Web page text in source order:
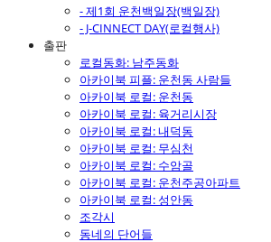
- 제1회 운천백일장(백일장)
- J-CINNECT DAY(로컬행사)
출판
로컬동화: 남주동화
아카이북 피플: 운천동 사람들
아카이북 로컬: 운천동
아카이북 로컬: 육거리시장
아카이북 로컬: 내덕동
아카이북 로컬: 무심천
아카이북 로컬: 수암골
아카이북 로컬: 운천주공아파트
아카이북 로컬: 성안동
조각시
동네의 단어들